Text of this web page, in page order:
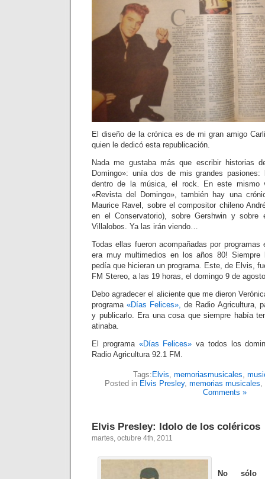
El diseño de la crónica es de mi gran amigo
quien le dedicó esta republicación.
Nada me gustaba más que escribir historias
Domingo»: unía dos de mis grandes
dentro de la música, el rock. En este mismo
«Revista del Domingo», también hay una
Maurice Ravel, sobre el compositor chileno
en el Conservatorio), sobre Gershwin y sobre
Villalobos. Ya las irán viendo…
Todas ellas fueron acompañadas por programas
era muy multimedios en los años 80!
pedía que hicieran un programa. Este, de Elvis,
FM Stereo, a las 19 horas, el domingo 9 de
Debo agradecer el aliciente que me dieron
programa«Días Felices», de Radio Agricultura,
y publicarlo. Era una cosa que siempre había
atinaba.
El programa «Días Felices» va todos los
Radio Agricultura 92.1 FM.
Tags: Elvis, memoriasmusicales,
Posted in Elvis Presley, memorias musicales,
Comments »
Elvis Presley: Idolo de los coléricos
martes, octubre 4th, 2011
No sólo